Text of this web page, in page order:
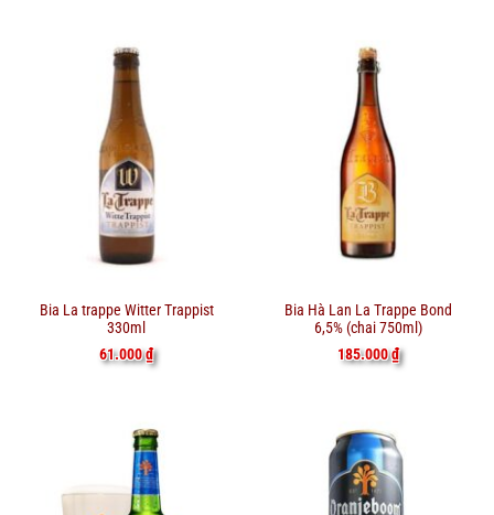
Bia La trappe Witter Trappist
330ml
61.000₫
Bia Hà Lan La Trappe Bond
6,5% (chai 750ml)
185.000₫